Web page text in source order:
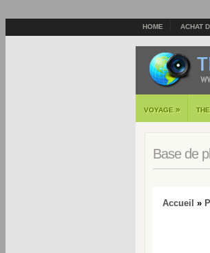
HOME ACHAT
VOYAGE »
Base de
Accueil »